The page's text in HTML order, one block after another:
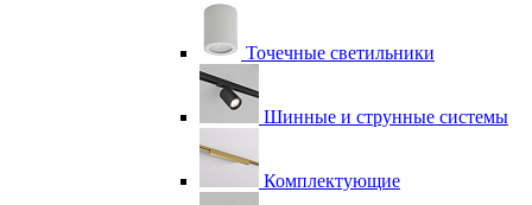
Точечные светильники
Шинные и струнные системы
Комплектующие